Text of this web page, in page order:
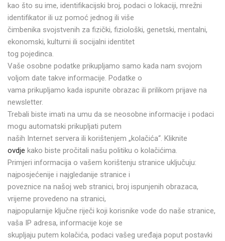
kao što su ime, identifikacijski broj, podaci o lokaciji, mrežni
identifikator ili uz pomoć jednog ili više
čimbenika svojstvenih za fizički, fiziološki, genetski, mentalni,
ekonomski, kulturni ili socijalni identitet
tog pojedinca.
Vaše osobne podatke prikupljamo samo kada nam svojom
voljom date takve informacije. Podatke o
vama prikupljamo kada ispunite obrazac ili prilikom prijave na
newsletter.
Trebali biste imati na umu da se neosobne informacije i podaci
mogu automatski prikupljati putem
naših Internet servera ili korištenjem „kolačića“. Kliknite
ovdje kako biste pročitali našu politiku o kolačićima.
Primjeri informacija o vašem korištenju stranice uključuju:
najposjećenije i najgledanije stranice i
poveznice na našoj web stranici, broj ispunjenih obrazaca,
vrijeme provedeno na stranici,
najpopularnije ključne riječi koji korisnike vode do naše stranice,
vaša IP adresa, informacije koje se
skupljaju putem kolačića, podaci vašeg uređaja poput postavki